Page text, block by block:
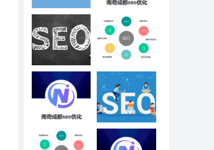
SEO运营，如何
高效推进项目？
SEO优化-成都
SEO
360和搜狗的竞价
推广，还有必应
做嘛？
百家号排名会丢
吗，不稳定怎么
办？
广优化-成都SEO
主页展现如何权
衡相关性和链接
抓取频率？